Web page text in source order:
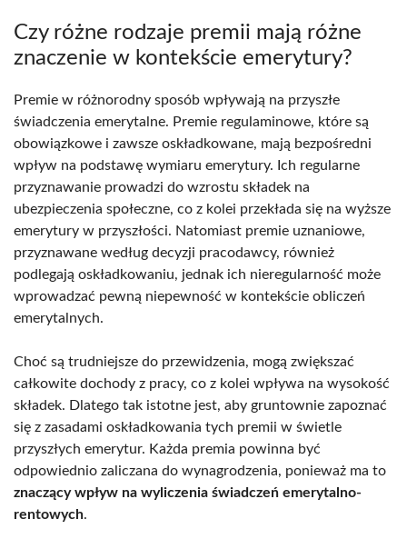
Czy różne rodzaje premii mają różne
znaczenie w kontekście emerytury?
Premie w różnorodny sposób wpływają na przyszłe
świadczenia emerytalne. Premie regulaminowe, które są
obowiązkowe i zawsze oskładkowane, mają bezpośredni
wpływ na podstawę wymiaru emerytury. Ich regularne
przyznawanie prowadzi do wzrostu składek na
ubezpieczenia społeczne, co z kolei przekłada się na wyższe
emerytury w przyszłości. Natomiast premie uznaniowe,
przyznawane według decyzji pracodawcy, również
podlegają oskładkowaniu, jednak ich nieregularność może
wprowadzać pewną niepewność w kontekście obliczeń
emerytalnych.
Choć są trudniejsze do przewidzenia, mogą zwiększać
całkowite dochody z pracy, co z kolei wpływa na wysokość
składek. Dlatego tak istotne jest, aby gruntownie zapoznać
się z zasadami oskładkowania tych premii w świetle
przyszłych emerytur. Każda premia powinna być
odpowiednio zaliczana do wynagrodzenia, ponieważ ma to
znaczący wpływ na wyliczenia świadczeń emerytalno-
rentowych.